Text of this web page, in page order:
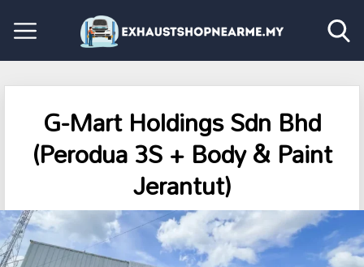
G-Mart Holdings Sdn Bhd
(Perodua 3S + Body & Paint
Jerantut)